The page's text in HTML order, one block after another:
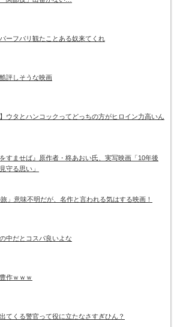
ーフバリ観たことある奴来てくれ
評しそうな映画
】ウタとハンコックってどっちの方がヒロイン力高いん
をすませば』原作者・柊あおい氏、実写映画「10年後
守る思い」
旅」意味不明だが、名作と言われる気はする映画！
中だとコスパ良いよな
作ｗｗｗ
てくる警官って役に立たなさすぎひん？